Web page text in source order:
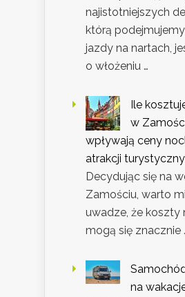
najistotniejszych
którą
jazdy na nartach,
o włożeniu …
Ile
w
wpływają ceny
atrakcji
Decydując się na
Zamościu, warto
uwadze, że koszty
mogą się znacznie
na